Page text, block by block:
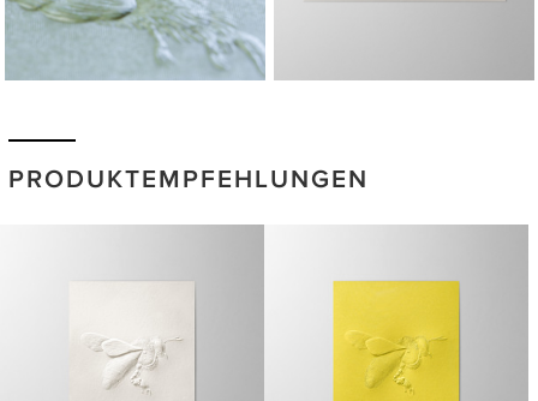
PRODUKTEMPFEHLUNGEN